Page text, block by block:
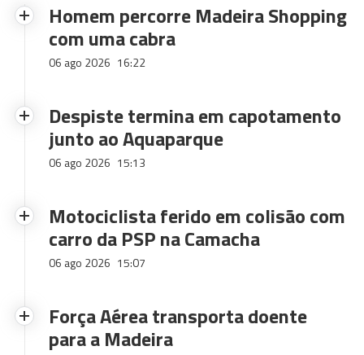
Homem percorre Madeira Shopping
com uma cabra
06 ago 2026 16:22
Despiste termina em capotamento
junto ao Aquaparque
06 ago 2026 15:13
Motociclista ferido em colisão com
carro da PSP na Camacha
06 ago 2026 15:07
Força Aérea transporta doente
para a Madeira